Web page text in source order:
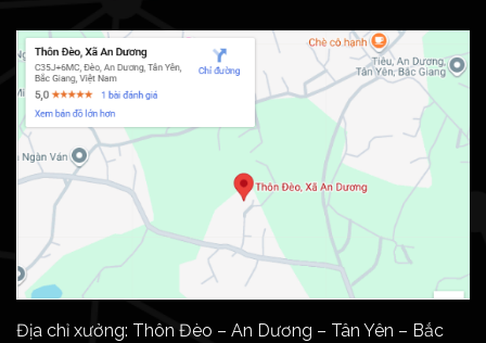
Địa chỉ xưởng: Thôn Đèo – An Dương – Tân Yên – Bắc